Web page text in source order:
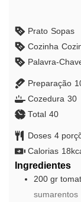
Prato Sopas
Cozinha
Palavra-
Preparação
Cozedura 30
Total 40
Doses 4
Calorias 18
Ingredientes
200 gr
sumarentos